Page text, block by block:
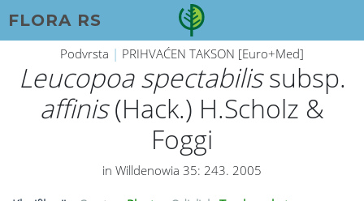
FLORA RS
Podvrsta | PRIHVAĆEN TAKSON [Euro+Med]
Leucopoa spectabilissubsp.
affinis(Hack.) H.Scholz &
Foggi
in Willdenowia 35: 243. 2005